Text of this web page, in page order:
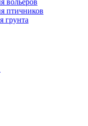
вольеров
птичников
грунта